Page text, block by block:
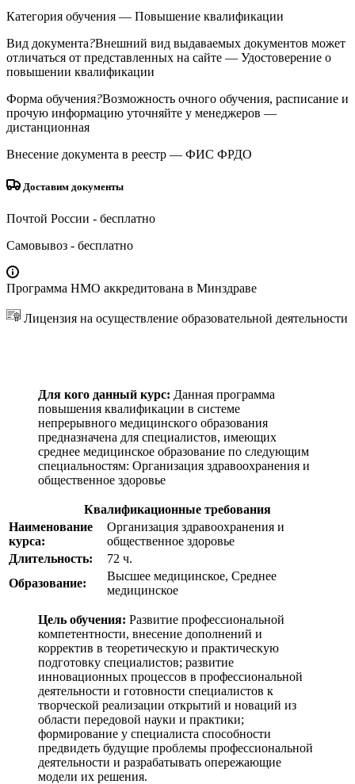
Категория обучения — Повышение квалификации
Вид документа?Внешний вид выдаваемых документов может
отличаться от представленных на сайте — Удостоверение о
повышении квалификации
Форма обучения?Возможность очного обучения, расписание и
прочую информацию уточняйте у менеджеров —
дистанционная
Внесение документа в реестр — ФИС ФРДО
Доставим документы
Почтой России - бесплатно
Самовывоз - бесплатно
Программа НМО аккредитована в Минздраве
Лицензия на осуществление образовательной деятельности
Для кого данный курс: Данная программа
повышения квалификации в системе
непрерывного медицинского образования
предназначена для специалистов, имеющих
среднее медицинское образование по следующим
специальностям: Организация здравоохранения и
общественное здоровье
Квалификационные требования
Наименование
курса:
Организация здравоохранения и
общественное здоровье
Длительность:
72 ч.
Образование:
Высшее медицинское, Среднее
медицинское
Цель обучения: Развитие профессиональной
компетентности, внесение дополнений и
корректив в теоретическую и практическую
подготовку специалистов; развитие
инновационных процессов в профессиональной
деятельности и готовности специалистов к
творческой реализации открытий и новаций из
области передовой науки и практики;
формирование у специалиста способности
предвидеть будущие проблемы профессиональной
деятельности и разрабатывать опережающие
модели их решения.